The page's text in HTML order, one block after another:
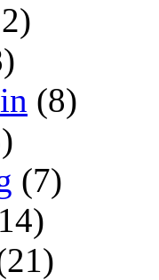
(8)
(7)